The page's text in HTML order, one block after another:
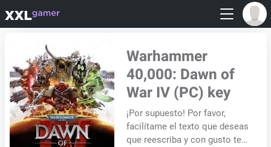
Warhammer
40,000: Dawn of
War IV (PC) key
¡Por supuesto! Por favor,
facilítame el texto que deseas
que reescriba y con gusto te